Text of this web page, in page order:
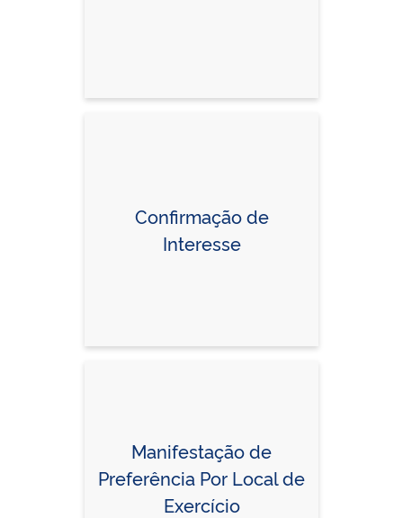
Confirmação de
Interesse
Manifestação de
Preferência Por Local de
Exercício